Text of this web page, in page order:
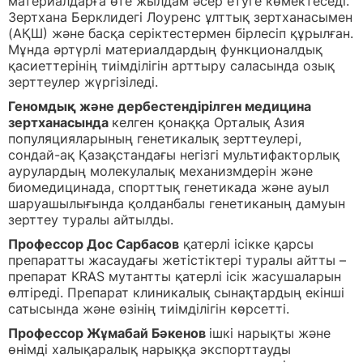
Зертхана Берклидегі Лоуренс ұлттық зертханасымен
(АҚШ) және басқа серіктестермен бірлесіп құрылған.
Мұнда әртүрлі материалдардың функционалдық
қасиеттерінің тиімділігін арттыру саласында озық
зерттеулер жүргізіледі.
Геномдық және дербестендірілген медицина
зертханасында келген қонаққа Орталық Азия
популяцияларының генетикалық зерттеулері,
сондай-ақ Қазақстандағы негізгі мультифакторлық
аурулардың молекулалық механизмдерін және
биомедицинада, спорттық генетикада және ауыл
шаруашылығында қолданбалы генетиканың дамуын
зерттеу туралы айтылды.
Профессор Дос Сарбасов қатерлі ісікке қарсы
препаратты жасаудағы жетістіктері туралы айтты –
препарат KRAS мутантты қатерлі ісік жасушаларын
өлтіреді. Препарат клиникалық сынақтардың екінші
сатысында және өзінің тиімділігін көрсетті.
Профессор Жұмабай Бәкенов ішкі нарықты және
өнімді халықаралық нарыққа экспорттауды